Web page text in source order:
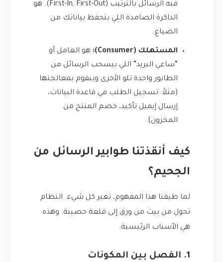
فيه الرسائل بالترتيب (First-In, First-Out). هو
الذاكرة الصامدة اللي بتحفظ بياناتك من
الضياع.
المستهلك (Consumer):
هو العامل أو
“ساعي البريد” اللي بيسحب الرسائل من
الطابور واحدة تلو الأخرى وبيقوم بمعالجتها
(مثلاً: تسجيل الطلب في قاعدة البيانات،
إرسال إيميل تأكيد، خصم المنتج من
المخزون).
كيف أنقذتنا طوابير الرسائل من
الجحيم؟
لما طبقنا هذا المفهوم، تغير كل شيء. النظام
تحول من بيت من ورق إلى قلعة حصينة. وهذه
هي الأسباب الرئيسية:
1. الفصل بين المكونات